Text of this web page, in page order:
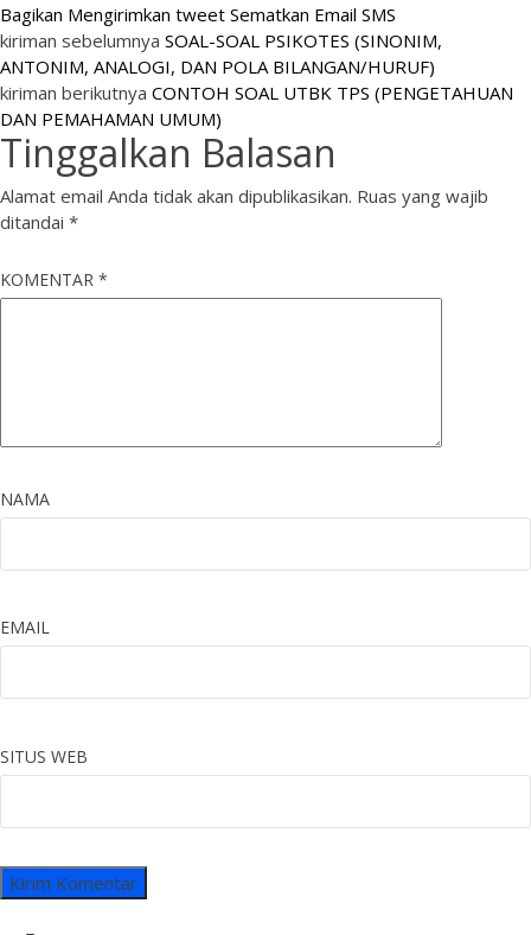
Bagikan Mengirimkan tweet Sematkan Email SMS
kiriman sebelumnya SOAL-SOAL PSIKOTES (SINONIM,
ANTONIM, ANALOGI, DAN POLA BILANGAN/HURUF)
kiriman berikutnya CONTOH SOAL UTBK TPS (PENGETAHUAN
DAN PEMAHAMAN UMUM)
Tinggalkan Balasan
Alamat email Anda tidak akan dipublikasikan. Ruas yang wajib
ditandai *
KOMENTAR *
NAMA
EMAIL
SITUS WEB